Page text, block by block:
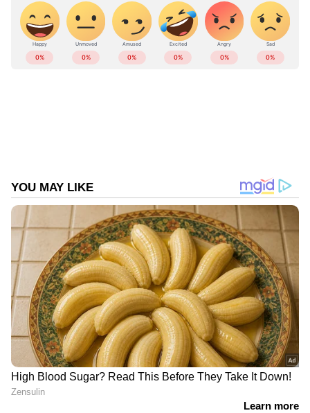
Add Asianetnews as a Preferred
Source
കേന്ദ്ര കാലാവസ്ഥാവകുപ്പിന്റെ അടുത്ത 5
ദിവസത്തേക്കുള്ള മഴ സാധ്യത പ്രവചനം